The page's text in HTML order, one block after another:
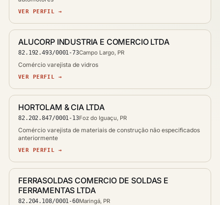
VER PERFIL →
ALUCORP INDUSTRIA E COMERCIO LTDA
82.192.493/0001-73Campo Largo, PR
Comércio varejista de vidros
VER PERFIL →
HORTOLAM & CIA LTDA
82.202.847/0001-13Foz do Iguaçu, PR
Comércio varejista de materiais de construção não especificados
anteriormente
VER PERFIL →
FERRASOLDAS COMERCIO DE SOLDAS E
FERRAMENTAS LTDA
82.204.108/0001-60Maringá, PR